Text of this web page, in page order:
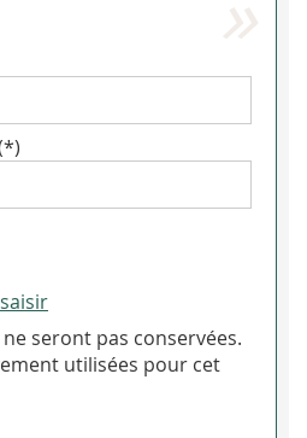
seront pas conservées.
utilisées pour cet